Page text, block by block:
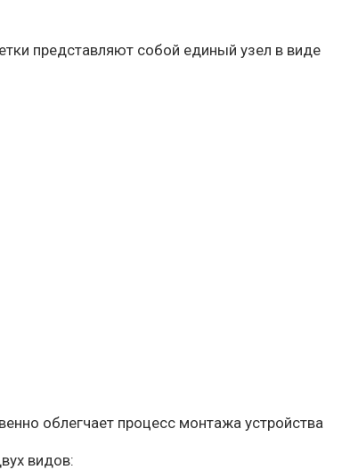
представляют собой единый узел в виде
облегчает процесс монтажа устройства
видов: